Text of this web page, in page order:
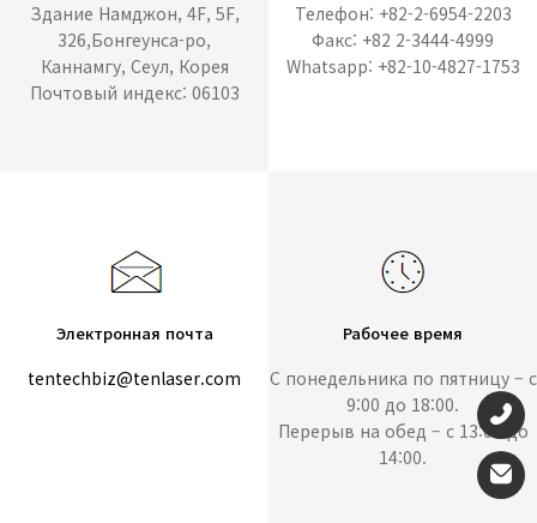
Здание Намджон, 4F, 5F,
326,Бонгеунса-ро,
Каннамгу, Сеул, Корея
Почтовый индекс: 06103
Телефон: +82-2-6954-2203
Факс: +82 2-3444-4999
Whatsapp: +82-10-4827-1753
Электронная почта
tentechbiz@tenlaser.com
Рабочее время
С понедельника по пятницу – с
9:00 до 18:00.
Перерыв на обед – с 13:00 до
14:00.